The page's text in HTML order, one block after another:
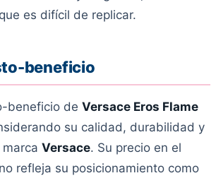
es difícil de replicar.
beneficio
beneficio de Versace Eros Flame
su calidad, durabilidad y
Versace. Su precio en el
refleja su posicionamiento como